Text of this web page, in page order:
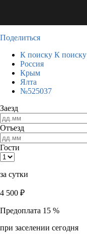
Поделиться
К поиску К поиску
Россия
Крым
Ялта
№525037
Заезд
Отъезд
Гости
за сутки
4 500 ₽
Предоплата 15 %
при заселении сегодня